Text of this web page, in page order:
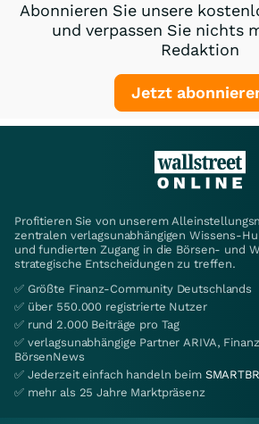
Abonnieren Sie unsere
und verpassen Sie nichts
Redaktion
Jetzt
Profitieren Sie von unserem
zentralen verlagsunabhängigen Wissens-
und fundierten Zugang in die Börsen- und
strategische Entscheidungen zu treffen.
✅ Größte Finanz-Community Deutschlands
✅ über 550.000 registrierte Nutzer
✅ rund 2.000 Beiträge pro Tag
✅ verlagsunabhängige Partner ARIVA,
BörsenNews
✅ Jederzeit einfach handeln beim
✅ mehr als 25 Jahre Marktpräsenz